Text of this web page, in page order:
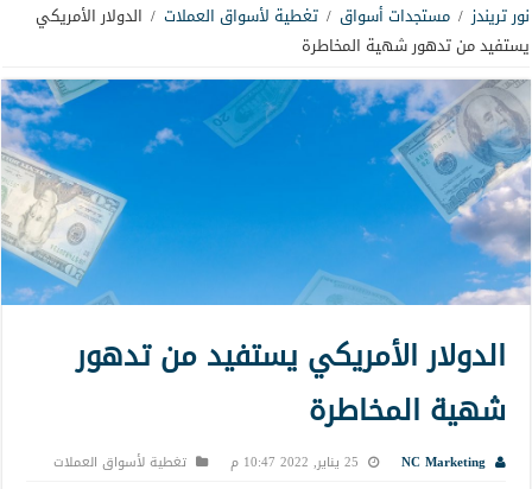
نور تريندز / مستجدات أسواق / تغطية لأسواق العملات / الدولار الأمريكي
يستفيد من تدهور شهية المخاطرة
الدولار الأمريكي يستفيد من تدهور
شهية المخاطرة
NC Marketing 25 يناير, 2022 10:47 م تغطية لأسواق العملات